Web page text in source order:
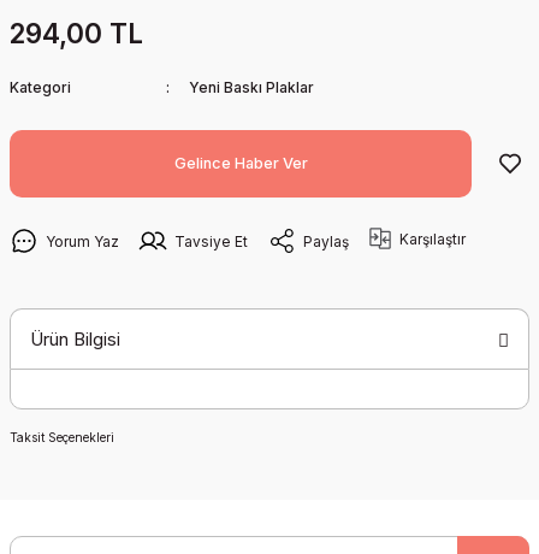
294,00 TL
Kategori Yeni Baskı Plaklar
Gelince Haber Ver
Yorum Yaz Tavsiye Et Paylaş Karşılaştır
Ürün Bilgisi
Taksit Seçenekleri